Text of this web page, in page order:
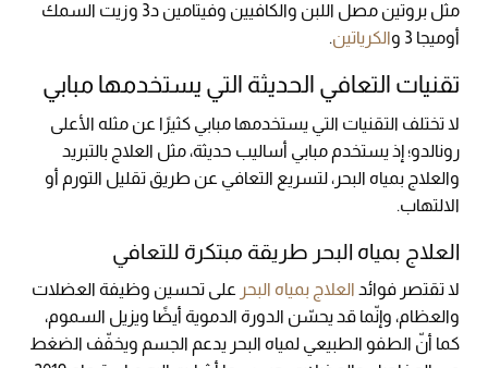
مثل بروتين مصل اللبن والكافيين وفيتامين د3 وزيت السمك
أوميجا 3 و
الكرياتين.
تقنيات التعافي الحديثة التي يستخدمها مبابي
لا تختلف التقنيات التي يستخدمها مبابي كثيرًا عن مثله الأعلى
رونالدو؛ إذ يستخدم مبابي أساليب حديثة، مثل العلاج بالتبريد
والعلاج بمياه البحر، لتسريع التعافي عن طريق تقليل التورم أو
الالتهاب.
العلاج بمياه البحر طريقة مبتكرة للتعافي
لا تقتصر فوائد العلاج بمياه البحر على تحسين وظيفة العضلات
والعظام، وإنّما قد يحسّن الدورة الدموية أيضًا ويزيل السموم،
كما أنّ الطفو الطبيعي لمياه البحر يدعم الجسم ويخفّف الضغط